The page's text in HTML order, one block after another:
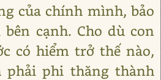
của chính mình, bảo
cạnh. Cho dù con
có hiểm trở thế nào,
phải phi thăng thành